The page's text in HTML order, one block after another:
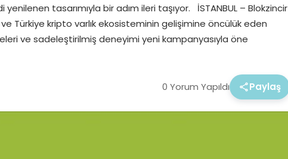
tasarımıyla bir adım ileri taşıyor. İSTANBUL – Blokzincir
Türkiye kripto varlık ekosisteminin gelişimine öncülük eden
ve sadeleştirilmiş deneyimi yeni kampanyasıyla öne
0 Yorum Yapıldı Paylaş